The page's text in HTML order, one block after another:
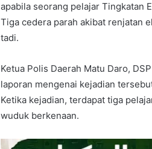
apabila seorang pelajar Tingkatan
Tiga cedera parah akibat renjatan
tadi.
Ketua Polis Daerah Matu Daro,
laporan mengenai kejadian
Ketika kejadian, terdapat tiga
wuduk berkenaan.